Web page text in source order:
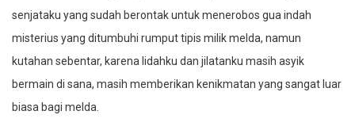
senjataku yang sudah berontak untuk menerobos gua indah
misterius yang ditumbuhi rumput tipis milik melda, namun
kutahan sebentar, karena lidahku dan jilatanku masih asyik
bermain di sana, masih memberikan kenikmatan yang sangat luar
biasa bagi melda.